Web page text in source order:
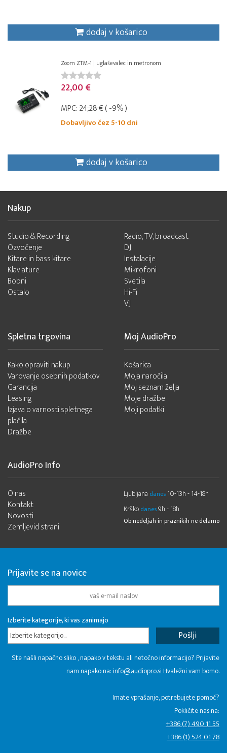
dodaj v košarico
Zoom ZTM-1 | uglaševalec in metronom
22,00 €
MPC:24,28 €( -9% )
Dobavljivo čez 5-10 dni
dodaj v košarico
Nakup
Studio & Recording
Ozvočenje
Kitare in bass kitare
Klaviature
Bobni
Ostalo
Radio, TV, broadcast
DJ
Instalacije
Mikrofoni
Svetila
Hi-Fi
VJ
Spletna trgovina
Kako opraviti nakup
Varovanje osebnih podatkov
Garancija
Leasing
Izjava o varnosti spletnega
plačila
Dražbe
Moj AudioPro
Košarica
Moja naročila
Moj seznam želja
Moje dražbe
Moji podatki
AudioPro Info
O nas
Kontakt
Novosti
Zemljevid strani
Ljubljana danes 10-13h - 14-18h
Krško danes9h - 18h
Ob nedeljah in praznikih ne delamo
Prijavite se na novice
Izberite kategorije, ki vas zanimajo
Izberite kategorijo...
Ste našli napačno sliko , napako v tekstu ali netočno informacijo? Prijavite
nam napako na:info@audiopro.siHvaležni vam bomo.
Imate vprašanje, potrebujete pomoč?
Pokličite nas na:
+386 (7) 490 11 55
+386 (1) 524 01 78